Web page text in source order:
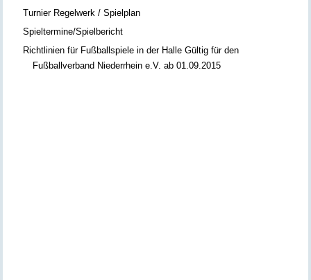
Turnier Regelwerk / Spielplan
Spieltermine/Spielbericht
Richtlinien für Fußballspiele in der Halle Gültig für den
Fußballverband Niederrhein e.V. ab 01.09.2015